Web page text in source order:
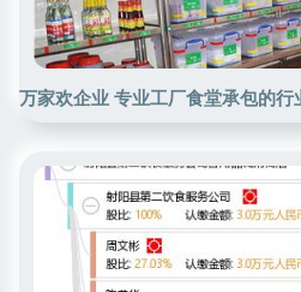
万家欢企业 专业工厂食堂承包的